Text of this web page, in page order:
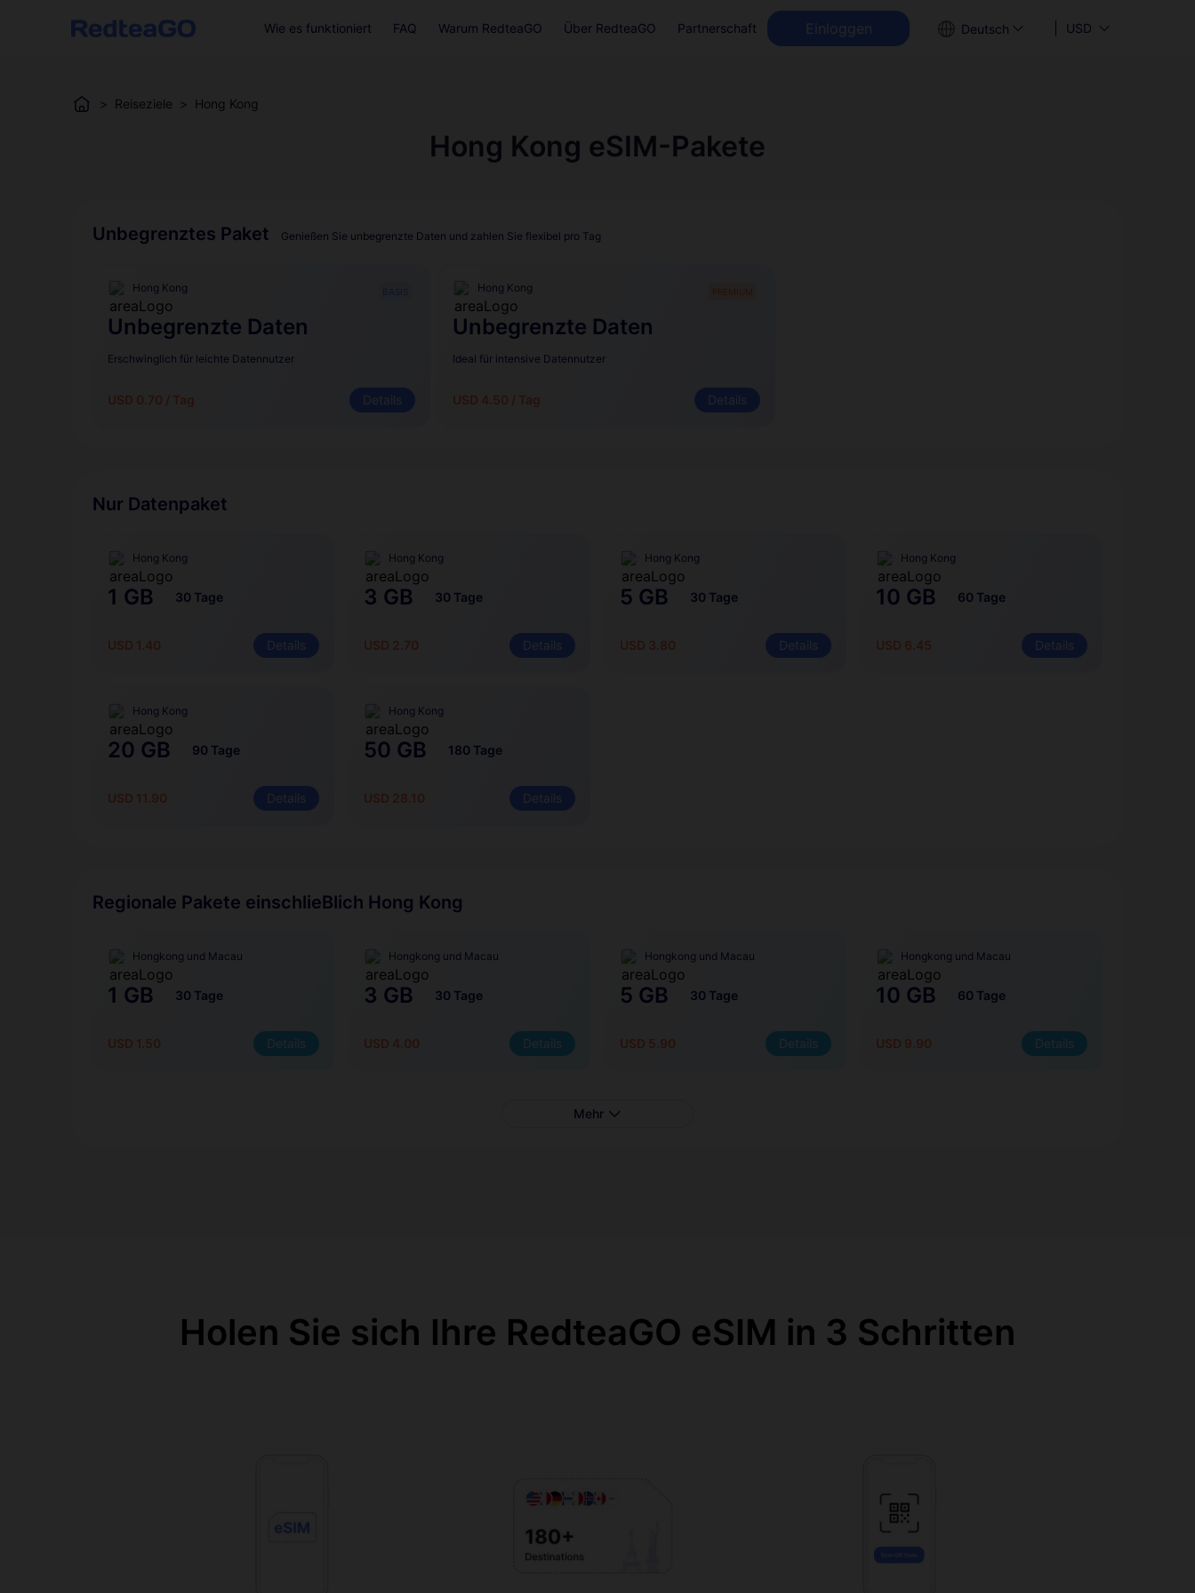
Wie es funktioniert FAQ Warum RedteaGO Über RedteaGO Partnerschaft Einloggen Deutsch USD
> Reiseziele > Hong Kong
Hong Kong eSIM-Pakete
Unbegrenztes Paket Genießen Sie unbegrenzte Daten und zahlen Sie flexibel pro Tag
Hong Kong
Unbegrenzte Daten
Erschwinglich für leichte Datennutzer
USD 0.70 / Tag Details
Hong Kong
Unbegrenzte Daten
Ideal für intensive Datennutzer
USD 4.50 / Tag Details
PREMIUM
Nur Datenpaket
Hong Kong
1 GB 30 Tage
USD 1.40 Details
Hong Kong
3 GB 30 Tage
USD 2.70 Details
Hong Kong
5 GB 30 Tage
USD 3.80 Details
Hong Kong
10 GB 60 Tage
USD 6.45 Details
Hong Kong
20 GB 90 Tage
USD 11.90 Details
Hong Kong
50 GB 180 Tage
USD 28.10 Details
Regionale Pakete einschlieBlich Hong Kong
Hongkong und Macau
1 GB 30 Tage
USD 1.50 Details
Hongkong und Macau
3 GB 30 Tage
USD 4.00 Details
Hongkong und Macau
5 GB 30 Tage
USD 5.90 Details
Hongkong und Macau
10 GB 60 Tage
USD 9.90 Details
Mehr
Holen Sie sich Ihre RedteaGO eSIM in 3 Schritten